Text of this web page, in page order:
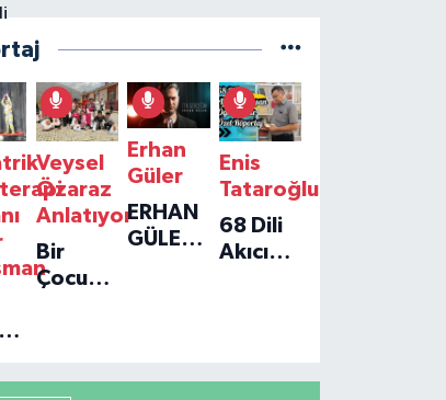
Veysel
Özaraz
Anlatıyor
Bir
Çocuğun
Yolculuğu
Erhan
Güler
ERHAN
GÜLER'IN
Enis
Tataroğlu
68 Dili
Akıcı